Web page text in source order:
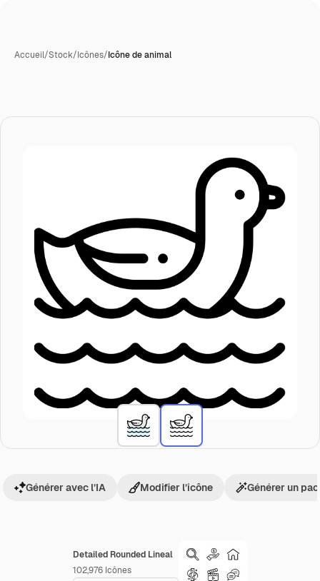
Accueil/Stock/Icônes/Icône de animal
Detailed Rounded Lineal
102,976 Icônes
Générer avec l’IA Modifier l’icône Générer un